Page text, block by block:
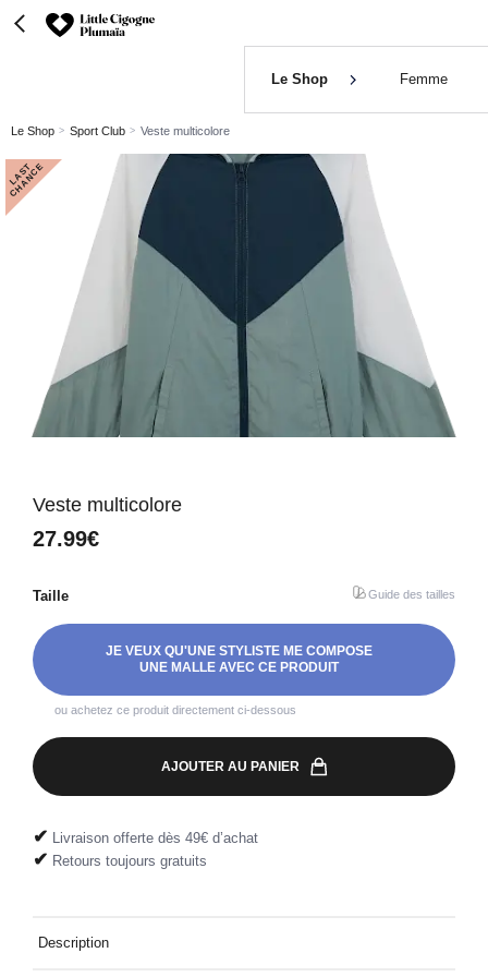
Le Shop Femme
Le Shop Sport Club Veste multicolore
L
A
S
T
C
H
A
N
C
E
Veste multicolore
27.99€
Taille Guide des tailles
JE VEUX QU'UNE STYLISTE ME COMPOSE
UNE MALLE AVEC CE PRODUIT
ou achetez ce produit directement ci-dessous
AJOUTER AU PANIER
✔ Livraison offerte dès 49€ d’achat
✔ Retours toujours gratuits
Description